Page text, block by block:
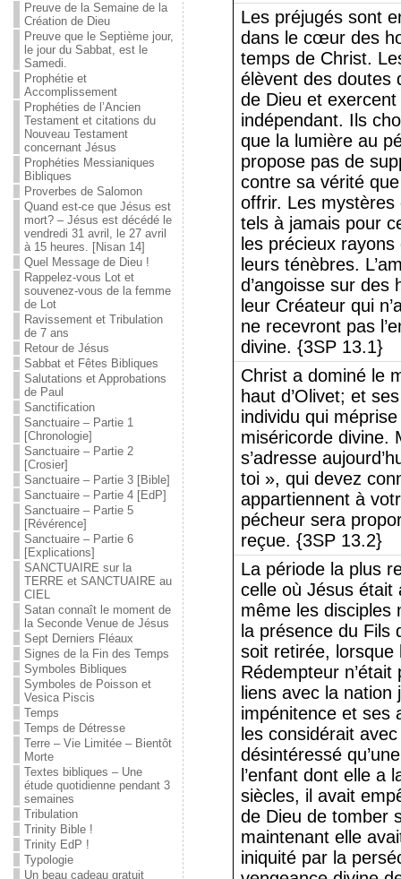
Preuve de la Semaine de la
Création de Dieu
Preuve que le Septième jour,
le jour du Sabbat, est le
Samedi.
Prophétie et
Accomplissement
Prophéties de l’Ancien
Testament et citations du
Nouveau Testament
concernant Jésus
Prophéties Messianiques
Bibliques
Proverbes de Salomon
Quand est-ce que Jésus est
mort? – Jésus est décédé le
vendredi 31 avril, le 27 avril
à 15 heures. [Nisan 14]
Quel Message de Dieu !
Rappelez-vous Lot et
souvenez-vous de la femme
de Lot
Ravissement et Tribulation
de 7 ans
Retour de Jésus
Sabbat et Fêtes Bibliques
Salutations et Approbations
de Paul
Sanctification
Sanctuaire – Partie 1
[Chronologie]
Sanctuaire – Partie 2
[Crosier]
Sanctuaire – Partie 3 [Bible]
Sanctuaire – Partie 4 [EdP]
Sanctuaire – Partie 5
[Révérence]
Sanctuaire – Partie 6
[Explications]
SANCTUAIRE sur la
TERRE et SANCTUAIRE au
CIEL
Satan connaît le moment de
la Seconde Venue de Jésus
Sept Derniers Fléaux
Signes de la Fin des Temps
Symboles Bibliques
Symboles de Poisson et
Vesica Piscis
Temps
Temps de Détresse
Terre – Vie Limitée – Bientôt
Morte
Textes bibliques – Une
étude quotidienne pendant 3
semaines
Tribulation
Trinity Bible !
Trinity EdP !
Typologie
Un beau cadeau gratuit
Les préjugés sont
dans le cœur des
temps de Christ.
élèvent des doutes
de Dieu et
indépendant. Ils
que la lumière au
propose pas de
contre sa vérité
offrir. Les mystères
tels à jamais pour
les précieux
leurs ténèbres.
d’angoisse sur des
leur Créateur qui
ne recevront pas
divine. {3SP 13.1}
Christ a dominé le
haut d’Olivet; et
individu qui
miséricorde divine.
s’adresse
toi », qui devez
appartiennent à
pécheur sera
reçue. {3SP 13.2}
La période la plus
celle où Jésus était
même les disciples
la présence du Fils
soit retirée, lorsque
Rédempteur
liens avec la
impénitence et ses
les considérait
désintéressé
l’enfant dont elle a
siècles, il avait
de Dieu de tomber
maintenant elle
iniquité par la